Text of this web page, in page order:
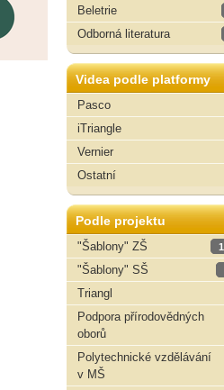
Beletrie
Odborná literatura
Videa podle platformy
Pasco
iTriangle
Vernier
Ostatní
Podle projektu
"Šablony" ZŠ
"Šablony" SŠ
Triangl
Podpora přírodovědných
oborů
Polytechnické vzdělávání
v MŠ